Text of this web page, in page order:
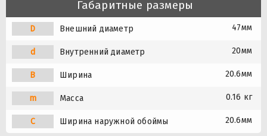
Габаритные размеры
D Внешний диаметр 47мм
d Внутренний диаметр 20мм
B Ширина 20.6мм
m Масса 0.16 кг
C Ширина наружной обоймы 20.6мм